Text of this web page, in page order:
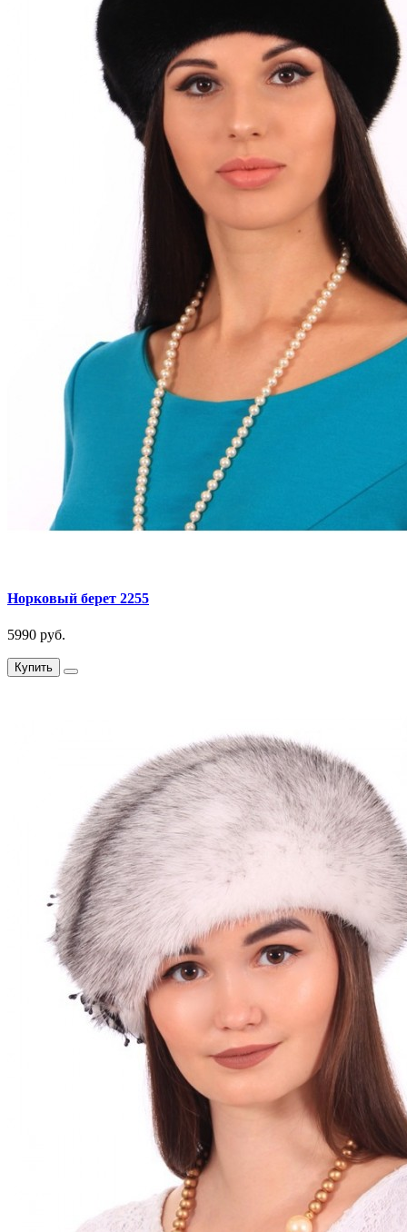
Норковый берет 2255
5990 руб.
Купить